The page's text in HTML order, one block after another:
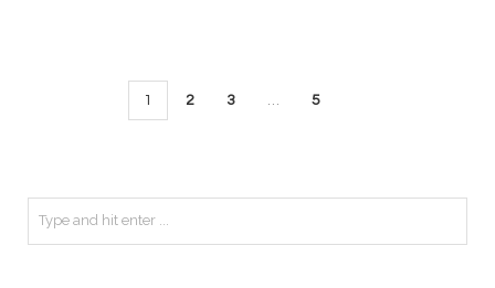
1 2 3 … 5